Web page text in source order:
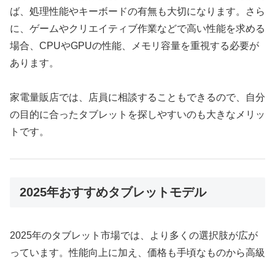
ば、処理性能やキーボードの有無も大切になります。さら
に、ゲームやクリエイティブ作業などで高い性能を求める
場合、CPUやGPUの性能、メモリ容量を重視する必要が
あります。
家電量販店では、店員に相談することもできるので、自分
の目的に合ったタブレットを探しやすいのも大きなメリッ
トです。
2025年おすすめタブレットモデル
2025年のタブレット市場では、より多くの選択肢が広が
っています。性能向上に加え、価格も手頃なものから高級